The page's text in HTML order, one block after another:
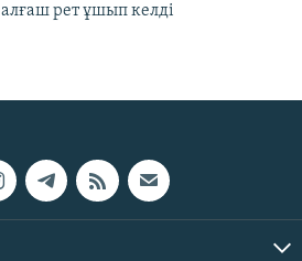
алғаш рет ұшып келді